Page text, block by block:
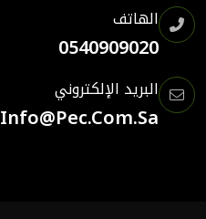
الهاتف
0540909020
البريد الإلكتروني
Info@pec.com.sa